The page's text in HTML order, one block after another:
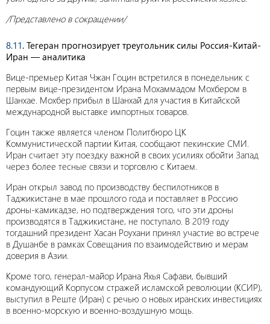
/Представлено в сокращении/
8.11. Тегеран прогнозирует треугольник силы Россия-Китай-
Иран — аналитика
Вице-премьер Китая Чжан Гоцин встретился в понедельник с
первым вице-президентом Ирана Мохаммадом Мохбером в
Шанхае. Мохбер прибыл в Шанхай для участия в Китайской
международной выставке импортных товаров.
Гоцин также является членом Политбюро ЦК
Коммунистической партии Китая, сообщают пекинские СМИ.
Иран считает эту поездку важной в своих усилиях обойти Запад
через более тесные связи и торговлю с Китаем.
Иран открыл завод по производству беспилотников в
Таджикистане в мае прошлого года и поставляет в Россию
дроны-камикадзе, но подтверждения того, что эти дроны
производятся в Таджикистане, не поступало. В 2019 году
тогдашний президент Хасан Роухани принял участие во встрече
в Душанбе в рамках Совещания по взаимодействию и мерам
доверия в Азии.
Кроме того, генерал-майор Ирана Яхья Сафави, бывший
командующий Корпусом стражей исламской революции (КСИР),
выступил в Реште (Иран) с речью о новых иранских инвестициях
в военно-морскую и военно-воздушную мощь.